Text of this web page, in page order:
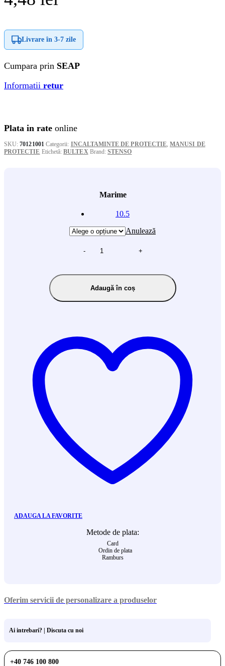
Livrare în 3-7 zile
Cumpara prin SEAP
Informatii retur
Plata in rate online
SKU:70121001 Categorii: INCALTAMINTE DE PROTECTIE ,MANUSI DE
PROTECTIE Etichetă:BULTEX Brand:STENSO
Marime
10.5
Anulează
- +
Adaugă în coș
ADAUGA LA FAVORITE
Metode de plata:
Card
Ordin de plata
Ramburs
Oferim servicii de personalizare a produselor
Ai intrebari? | Discuta cu noi
+40 746 100 800